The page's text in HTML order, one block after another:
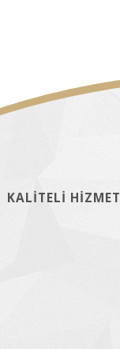
KALİTELİ HİZMET